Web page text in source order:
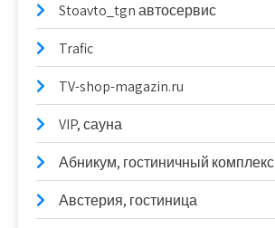
Stoavto_tgn автосервис
Trafic
TV-shop-magazin.ru
VIP, сауна
Абникум, гостиничный комплекс
Австерия, гостиница